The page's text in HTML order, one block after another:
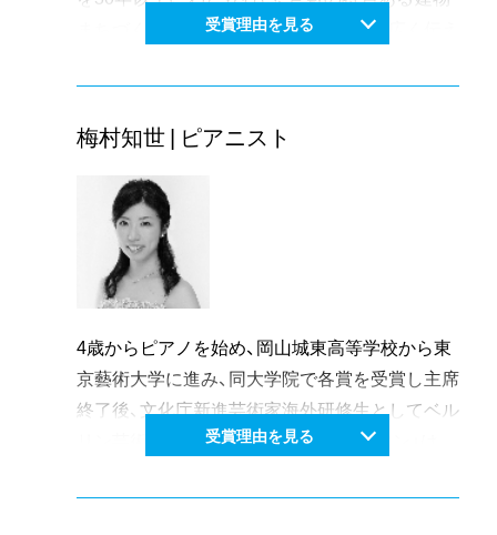
2009年から毎年講師を務めている。2008年に
は、岡山を代表する写真家山﨑治雄の精神と技術
を若い世代に伝承するため銀塩写真家集団
在では美術館での発表を行えるまでに成長して
活躍のフィールドは、写真・音楽・映画・美術など
多岐にわたり、文化芸術領域を横断し、岡山・全
国・海外を架橋している。つねに時代の変化や社
会の課題にビビッドに感応し、自らの表現や活動
まちづくりについて解明し、建築文化を広く伝え
信頼を受けた郷土の建築家 薬師寺主計の知られ
ざる建築経緯とその建築的価値を明らかにした
ことである。
近代建築の保存活用の業績としては、「旧日銀岡
山支店を活かす会」のメンバーとして、建築的な
立場から参画し、ルネスホールとして蘇った一助
を担う。歴史的な建物・町並みの保存活動では、
10年間、備中足守地区に関わっている。
現在は、日本建築学会岡山支所長を務めるととも
に、近代建築研究会代表として戦後昭和期におい
て岡山県内に建築され残存している近現代建築
を調査し、建物の評価を行い広く県民に伝える活
動を始めている。
調査研究のみならず継続的な普及活動は、本県の
受賞理由を見る
梅村知世 | ピアニスト
4歳からピアノを始め、岡山城東高等学校から東
京藝術大学に進み、同大学院で各賞を受賞し主席
終了後、文化庁新進芸術家海外研修生としてベル
リン芸術大学に留学。初のCD「シューマン」は、
選盤に選ばれる。コンクールでは、第34回ピティ
受賞理由を見る